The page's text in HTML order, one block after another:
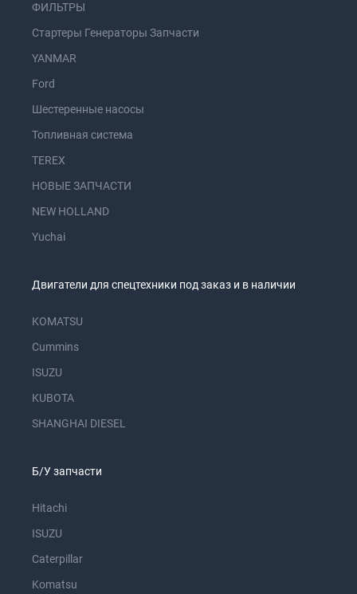
ФИЛЬТРЫ
Стартеры Генераторы Запчасти
YANMAR
Ford
Шестеренные насосы
Топливная система
TEREX
НОВЫЕ ЗАПЧАСТИ
NEW HOLLAND
Yuchai
Двигатели для спецтехники под заказ и в наличии
KOMATSU
Cummins
ISUZU
KUBOTA
SHANGHAI DIESEL
Б/У запчасти
Hitachi
ISUZU
Caterpillar
Komatsu